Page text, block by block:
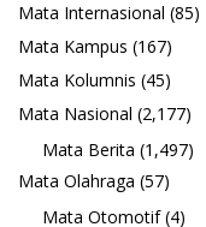
Mata Internasional (85)
Mata Kampus (167)
Mata Kolumnis (45)
Mata Nasional (2,177)
Mata Berita (1,497)
Mata Olahraga (57)
Mata Otomotif(4)